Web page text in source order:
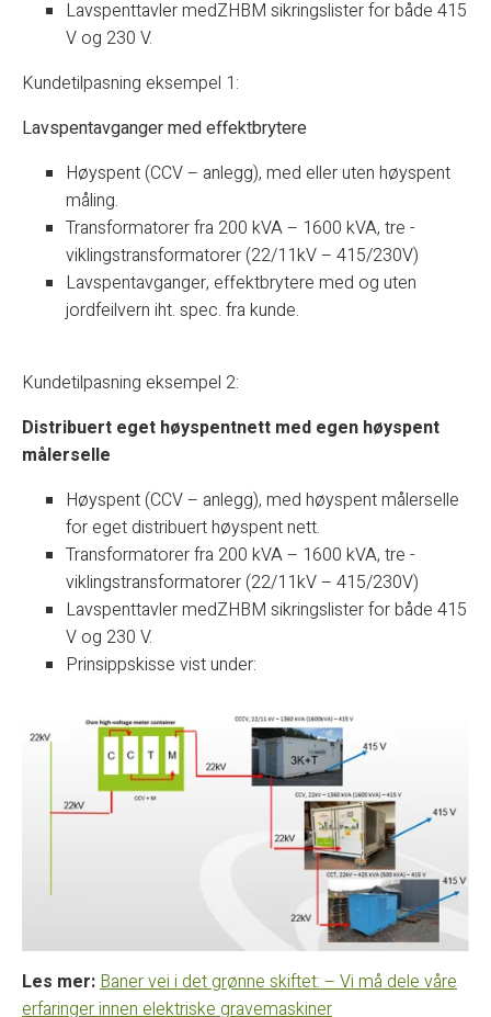
Lavspenttavler medZHBM sikringslister for både 415
V og 230 V.
Kundetilpasning eksempel 1:
Lavspentavganger med effektbrytere
Høyspent (CCV – anlegg), med eller uten høyspent
måling.
Transformatorer fra 200 kVA – 1600 kVA, tre -
viklingstransformatorer (22/11kV – 415/230V)
Lavspentavganger, effektbrytere med og uten
jordfeilvern iht. spec. fra kunde.
Kundetilpasning eksempel 2:
Distribuert eget høyspentnett med egen høyspent
målerselle
Høyspent (CCV – anlegg), med høyspent målerselle
for eget distribuert høyspent nett.
Transformatorer fra 200 kVA – 1600 kVA, tre -
viklingstransformatorer (22/11kV – 415/230V)
Lavspenttavler medZHBM sikringslister for både 415
V og 230 V.
Prinsippskisse vist under:
Les mer:Baner vei i det grønne skiftet: – Vi må dele våre
erfaringer innen elektriske gravemaskiner